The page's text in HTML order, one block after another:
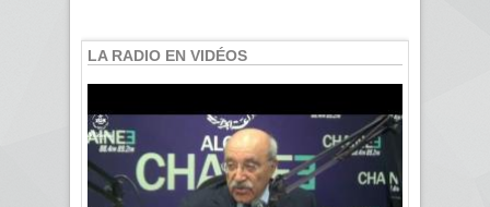
LA RADIO EN VIDÉOS